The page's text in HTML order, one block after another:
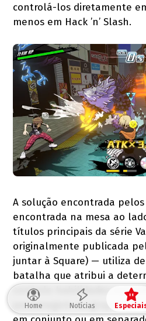
controlá-los diretamente
menos em Hack ’n’ Slash.
A solução encontrada
encontrada na mesa ao
títulos principais da série
originalmente publicada
juntar à Square) — utiliza
batalha que atribui a
controle habilidades
personagem no grupo)
Home Notícias